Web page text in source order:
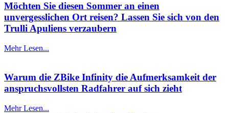
Möchten Sie diesen Sommer an einen
unvergesslichen Ort reisen? Lassen Sie sich von den
Trulli Apuliens verzaubern
Mehr Lesen...
Warum die ZBike Infinity die Aufmerksamkeit der
anspruchsvollsten Radfahrer auf sich zieht
Mehr Lesen...